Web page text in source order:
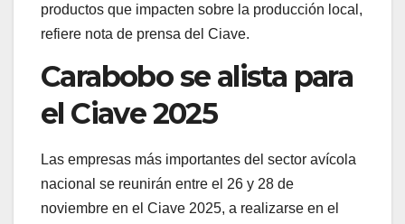
productos que impacten sobre la producción local,
refiere nota de prensa del Ciave.
Carabobo se alista para
el Ciave 2025
Las empresas más importantes del sector avícola
nacional se reunirán entre el 26 y 28 de
noviembre en el Ciave 2025, a realizarse en el